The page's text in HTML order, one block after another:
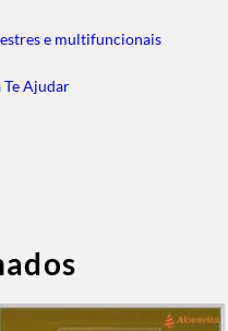
e multifuncionais
Te Ajudar